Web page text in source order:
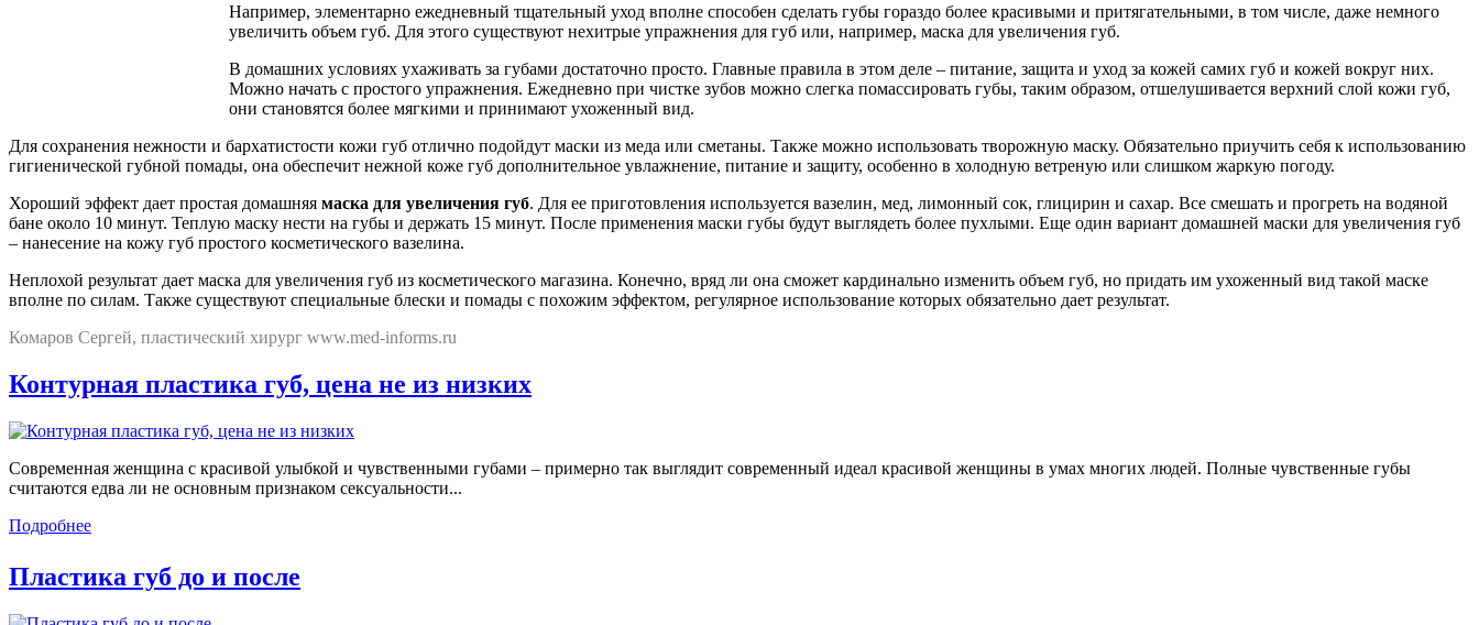
Например, элементарно ежедневный тщательный уход вполне способен сделать губы гораздо более красивыми и притягательными, в том числе, даже немного
увеличить объем губ. Для этого существуют нехитрые упражнения для губ или, например, маска для увеличения губ.
В домашних условиях ухаживать за губами достаточно просто. Главные правила в этом деле – питание, защита и уход за кожей самих губ и кожей вокруг них.
Можно начать с простого упражнения. Ежедневно при чистке зубов можно слегка помассировать губы, таким образом, отшелушивается верхний слой кожи губ,
они становятся более мягкими и принимают ухоженный вид.
Для сохранения нежности и бархатистости кожи губ отлично подойдут маски из меда или сметаны. Также можно использовать творожную маску. Обязательно приучить себя к использованию
гигиенической губной помады, она обеспечит нежной коже губ дополнительное увлажнение, питание и защиту, особенно в холодную ветреную или слишком жаркую погоду.
Хороший эффект дает простая домашняя маска для увеличения губ. Для ее приготовления используется вазелин, мед, лимонный сок, глицирин и сахар. Все смешать и прогреть на водяной
бане около 10 минут. Теплую маску нести на губы и держать 15 минут. После применения маски губы будут выглядеть более пухлыми. Еще один вариант домашней маски для увеличения губ
– нанесение на кожу губ простого косметического вазелина.
Неплохой результат дает маска для увеличения губ из косметического магазина. Конечно, вряд ли она сможет кардинально изменить объем губ, но придать им ухоженный вид такой маске
вполне по силам. Также существуют специальные блески и помады с похожим эффектом, регулярное использование которых обязательно дает результат.
Комаров Сергей, пластический хирург www.med-informs.ru
Контурная пластика губ, цена не из низких
Современная женщина с красивой улыбкой и чувственными губами – примерно так выглядит современный идеал красивой женщины в умах многих людей. Полные чувственные губы
считаются едва ли не основным признаком сексуальности...
Подробнее
Пластика губ до и после